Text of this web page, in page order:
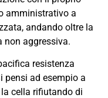
amministrativo a
andando oltre la
non aggressiva.
resistenza
pensi ad esempio a
cella rifiutando di